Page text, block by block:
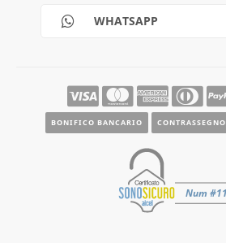
WHATSAPP
BONIFICO BANCARIO CONTRASSEGNO